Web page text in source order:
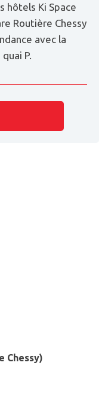
hôtels Ki Space
Routière Chessy
avec la
P.
Chessy)